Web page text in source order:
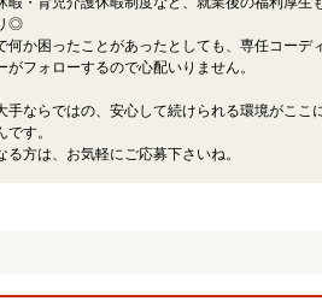
◎
何か困ったことがあったとしても、専任コーデ
がフォローするので心配いりません。
手ならではの、安心して続けられる環境がここ
です。
る方は、お気軽にご応募下さいね。